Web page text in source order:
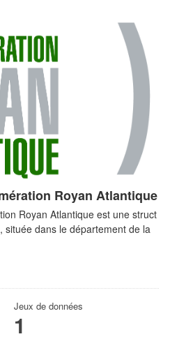
Royan Atlantique
Royan Atlantique est une struct
située dans le département de la
Jeux de données
1